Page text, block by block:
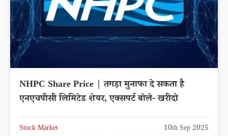
NHPC Share Price | तगड़ा मुनाफा दे सकता है
एनएचपीसी लिमिटेड शेयर, एक्सपर्ट बोले- खरीदो
Stock Market 10th Sep 2025